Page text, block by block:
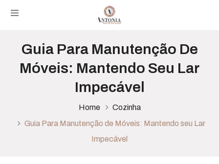
Guia Para Manutenção De
Móveis: Mantendo Seu Lar
Impecável
Home
Cozinha
Guia Para Manutenção de Móveis: Mantendo seu Lar
Impecável